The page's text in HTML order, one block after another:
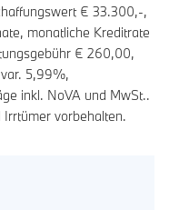
€ 33.300,-,
monatliche Kreditrate
€ 260,00,
5,99%,
inkl. NoVA und MwSt..
vorbehalten.